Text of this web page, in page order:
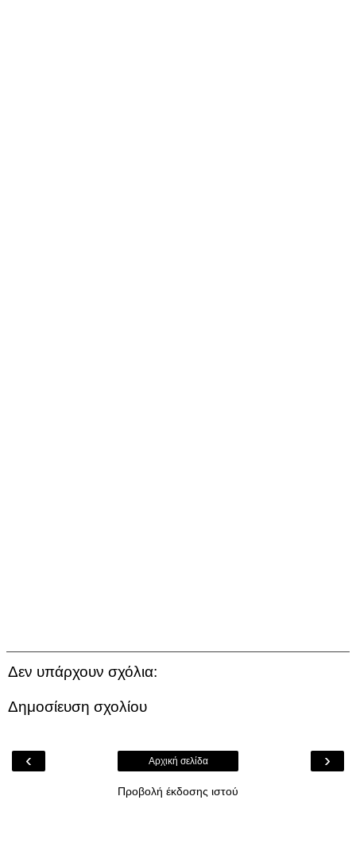
Δεν υπάρχουν σχόλια:
Δημοσίευση σχολίου
‹ ›
Αρχική σελίδα
Προβολή έκδοσης ιστού